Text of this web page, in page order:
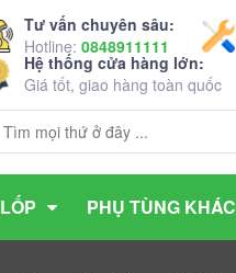
Tư vấn chuyên sâu:
Hotline: 0848911111
Hệ thống cửa hàng lớn:
Giá tốt, giao hàng toàn quốc
LỐP PHỤ TÙNG KHÁC